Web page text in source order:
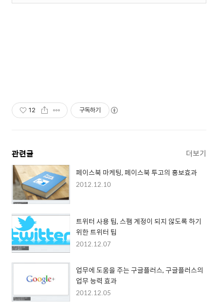
12 구독하기
관련글 더보기
페이스북 마케팅, 페이스북 투고의 홍보효과
2012.12.10
트위터 사용 팁, 스팸 계정이 되지 않도록 하기
위한 트위터 팁
2012.12.07
업무에 도움을 주는 구글플러스, 구글플러스의
업무 능력 효과
2012.12.05